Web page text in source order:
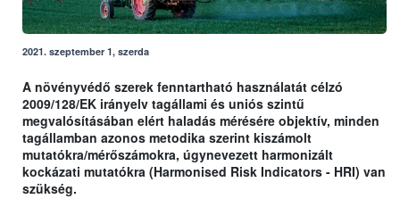
2021. szeptember 1, szerda
A növényvédő szerek fenntartható használatát célzó
2009/128/EK irányelv tagállami és uniós szintű
megvalósításában elért haladás mérésére objektív, minden
tagállamban azonos metodika szerint kiszámolt
mutatókra/mérőszámokra, úgynevezett harmonizált
kockázati mutatókra (Harmonised Risk Indicators - HRI) van
szükség.